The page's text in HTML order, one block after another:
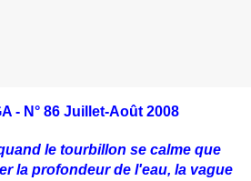
- N° 86 Juillet-Août 2008
le tourbillon se calme que
la profondeur de l'eau, la vague